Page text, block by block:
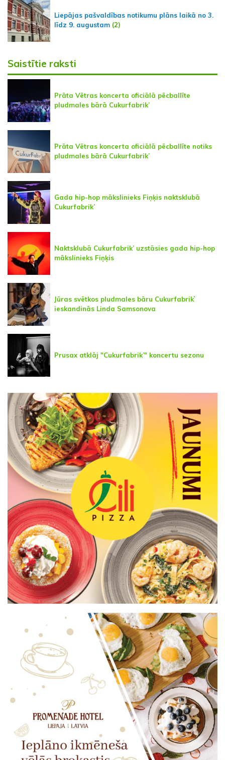
Liepājas pašvaldības notikumu plāns laikā no 3.
līdz 9. augustam (2)
Saistītie raksti
Prāta Vētras koncerta oficiālā pēcballīte
pludmales bārā Cukurfabrik’
Prāta Vētras koncerta oficiālā pēcballīte notiks
pludmales bārā Cukurfabrik’
Gada hip-hop mākslinieks Fiņķis naktsklubā
Cukurfabrik’
Naktsklubā Cukurfabrik’ uzstāsies gada hip-hop
mākslinieks Fiņķis
Jūras svētkos pludmales bāru Cukurfabrik`
ieskandinās Linda Samsonova
Prusax atklāj "Cukurfabrik’" koncertu sezonu